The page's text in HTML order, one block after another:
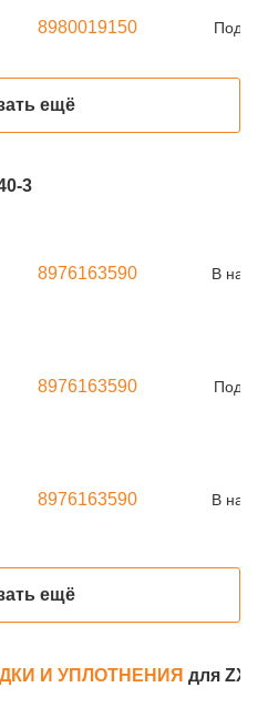
8980019150 Под
ещё
3
8976163590 В
8976163590 Под
8976163590 В
ещё
И УПЛОТНЕНИЯ для